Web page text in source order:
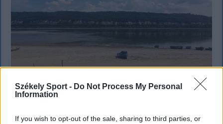
Székely Sport - Do Not Process My Personal
Information
If you wish to opt-out of the sale, sharing to third parties, or
KRÓNIKA